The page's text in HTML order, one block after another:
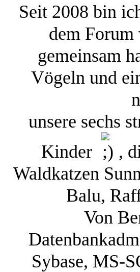
Seit 2008 bin
dem Forum
gemeinsam
Vögeln und
unsere sechs
Kinder
,
Waldkatzen
Balu,
Von
Sybase, MS-